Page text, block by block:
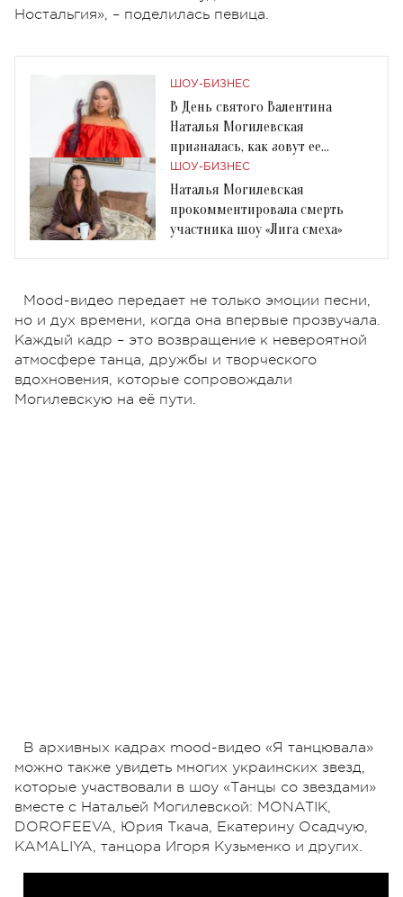
Ностальгия», – поделилась певица.
ШОУ-БИЗНЕС
В День святого Валентина
Наталья Могилевская
призналась, как зовут ее
любимого мужчину
ШОУ-БИЗНЕС
Наталья Могилевская
прокомментировала смерть
участника шоу «Лига смеха»
Mood-видео передает не только эмоции песни,
но и дух времени, когда она впервые прозвучала.
Каждый кадр – это возвращение к невероятной
атмосфере танца, дружбы и творческого
вдохновения, которые сопровождали
Могилевскую на её пути.
В архивных кадрах mood-видео «Я танцювала»
можно также увидеть многих украинских звезд,
которые участвовали в шоу «Танцы со звездами»
вместе с Натальей Могилевской: MONATIK,
DOROFEEVA, Юрия Ткача, Екатерину Осадчую,
KAMALIYA, танцора Игоря Кузьменко и других.